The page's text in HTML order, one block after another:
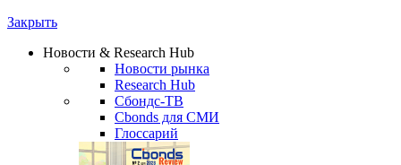
Закрыть
Новости & Research Hub
Новости рынка
Research Hub
Сбондс-ТВ
Cbonds для СМИ
Глоссарий